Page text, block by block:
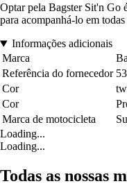
Optar pela Bagster Sit'n Go
para acompanhá-lo em todas
Informações adicionais
Marca
Referência do fornecedor
Cor
Cor
Marca de motocicleta
Loading...
Loading...
Todas as nossas